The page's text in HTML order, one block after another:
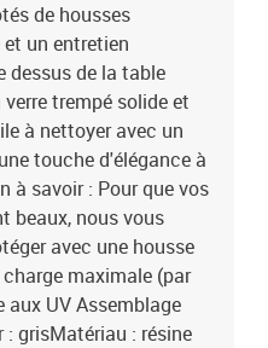
de housses
un entretien
dessus de la table
trempé solide et
à nettoyer avec un
touche d'élégance à
à savoir : Pour que vos
beaux, nous vous
avec une housse
maximale (par
aux UV Assemblage
: grisMatériau : résine